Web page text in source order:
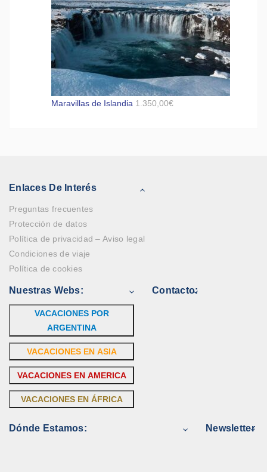
Maravillas de Islandia 1.350,00€
Enlaces De Interés
Preguntas frecuentes
Protección de datos
Política de privacidad – Aviso legal
Condiciones de viaje
Política de cookies
Nuestras Webs:
VACACIONES POR
ARGENTINA
VACACIONES EN ASIA
VACACIONES EN AMERICA
VACACIONES EN ÁFRICA
Contacto:
Dónde Estamos: Newsletter